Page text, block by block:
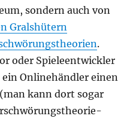
sondern auch von
Gralshütern
.
oder Spieleentwickler
Onlinehändler einen
kann dort sogar